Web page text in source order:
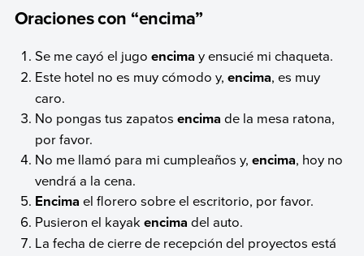
Oraciones con “encima”
Se me cayó el jugoencima y ensucié mi chaqueta.
Este hotel no es muy cómodo y,encima, es muy
caro.
No pongas tus zapatosencima de la mesa ratona,
por favor.
No me llamó para mi cumpleaños y,encima, hoy no
vendrá a la cena.
Encima el florero sobre el escritorio, por favor.
Pusieron el kayakencima del auto.
La fecha de cierre de recepción del proyectos está